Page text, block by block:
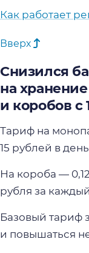
Как работает
Вверх
Снизился
на
и коробов с
Тариф на
15 рублей в день
На короба —
рубля за
Базовый тариф
и повышаться